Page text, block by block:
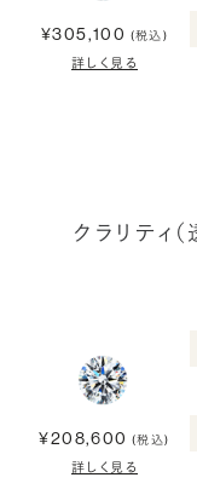
¥305,100 (税込)
詳しく見る
クラリティ
¥208,600 (税込)
詳しく見る